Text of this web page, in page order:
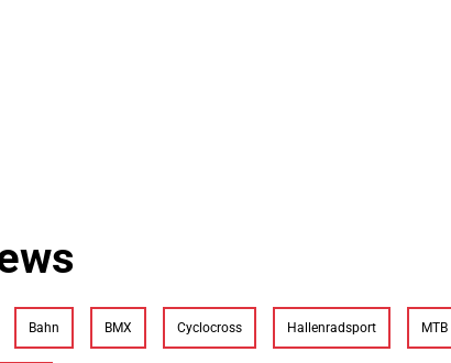
Bahn BMX Cyclocross Hallenradsport MTB